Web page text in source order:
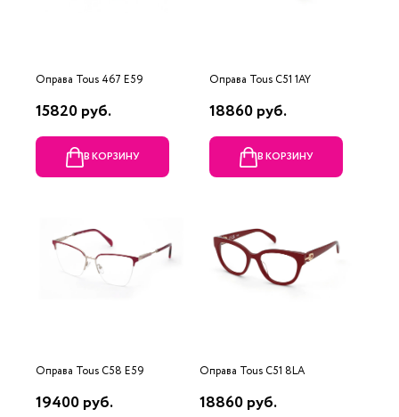
Оправа Tous 467 E59
15820 руб.
В КОРЗИНУ
Оправа Tous C51 1AY
18860 руб.
В КОРЗИНУ
Оправа Tous C58 E59
19400 руб.
Оправа Tous C51 8LA
18860 руб.